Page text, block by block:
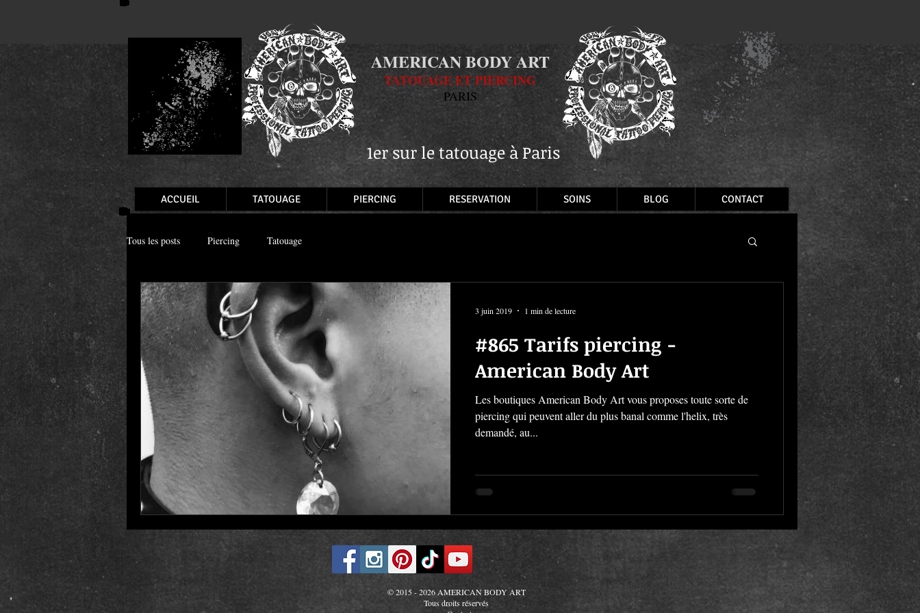
AMERICAN BODY ART
TATOUAGE ET PIERCING
PARIS
1er sur le tatouage à Paris
ACCUEIL TATOUAGE PIERCING RESERVATION SOINS BLOG CONTACT
Tous les posts Piercing Tatouage
#865 Tarifs piercing -
American Body Art
Les boutiques American Body Art vous proposes toute sorte de
piercing qui peuvent aller du plus banal comme l'helix, très
demandé, au...
3 juin 2019 1 min de lecture
© 2015 - 2026 AMERICAN BODY ART
Tous droits réservés